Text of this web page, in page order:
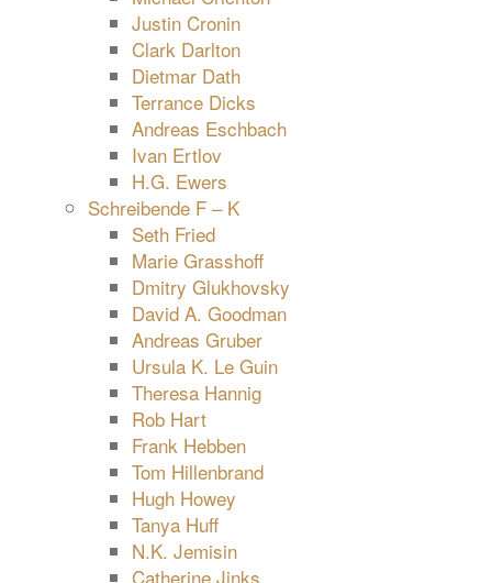
Justin Cronin
Clark Darlton
Dietmar Dath
Terrance Dicks
Andreas Eschbach
Ivan Ertlov
H.G. Ewers
Schreibende F – K
Seth Fried
Marie Grasshoff
Dmitry Glukhovsky
David A. Goodman
Andreas Gruber
Ursula K. Le Guin
Theresa Hannig
Rob Hart
Frank Hebben
Tom Hillenbrand
Hugh Howey
Tanya Huff
N.K. Jemisin
Catherine Jinks